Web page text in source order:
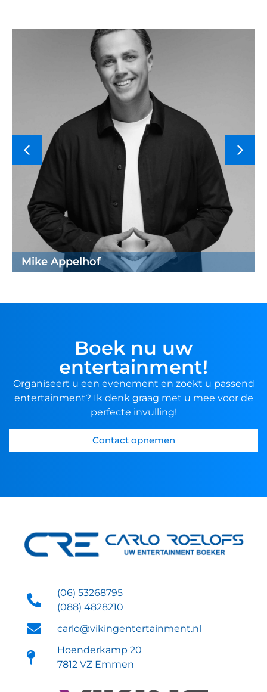
Mike Appelhof
Boek nu uw
entertainment!
Organiseert u een evenement en zoekt u passend
entertainment? Ik denk graag met u mee voor de
perfecte invulling!
Contact opnemen
(06) 53268795
(088) 4828210
carlo@vikingentertainment.nl
Hoenderkamp 20
7812 VZ Emmen